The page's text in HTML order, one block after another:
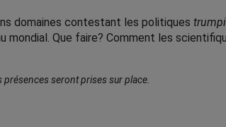
domaines contestant les politiques
mondial. Que faire? Comment les
seront prises sur place.